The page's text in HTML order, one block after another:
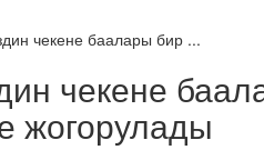
чекене баалары бир ...
чекене
жогорулады